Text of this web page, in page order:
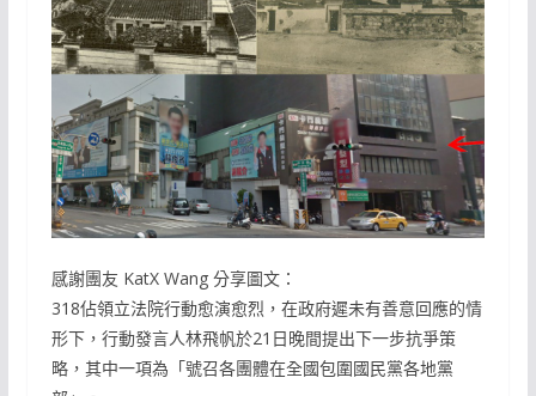
感謝團友 KatX Wang 分享圖文：
318佔領立法院行動愈演愈烈，在政府遲未有善意回應的情
形下，行動發言人林飛帆於21日晚間提出下一步抗爭策
略，其中一項為「號召各團體在全國包圍國民黨各地黨